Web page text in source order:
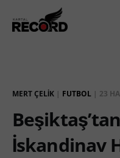
MERT ÇELIK | FUTBOL | 23
İskandinav